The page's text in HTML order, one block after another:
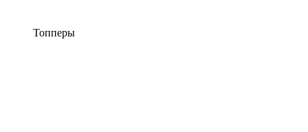
Топперы